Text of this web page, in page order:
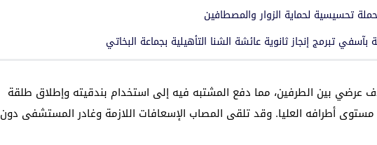
تحسيسية لحماية الزوار والمصطافين
بآسفي تبرمج إنجاز ثانوية عائشة الشنا التأهيلية بجماعة البخاتي
عرضي بين الطرفين، مما دفع المشتبه فيه إلى استخدام بندقيته وإطلاق طلقة
أطرافه العليا. وقد تلقى المصاب الإسعافات اللازمة وغادر المستشفى دون